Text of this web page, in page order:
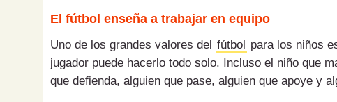
El fútbol enseña a trabajar en equipo
Uno de los grandes valores del fútbol
para los niños
jugador puede hacerlo todo solo. Incluso el niño que
que defienda, alguien que pase, alguien que apoye y